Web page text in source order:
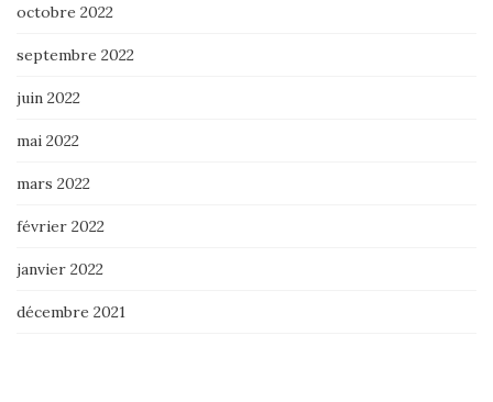
octobre 2022
septembre 2022
juin 2022
mai 2022
mars 2022
février 2022
janvier 2022
décembre 2021